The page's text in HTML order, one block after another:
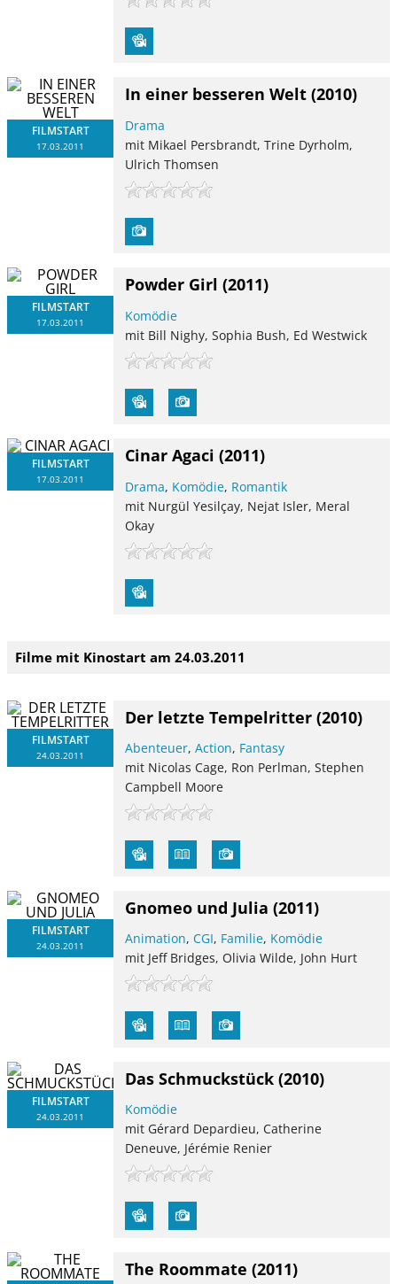
FILMSTART
17.03.2011
In einer besseren Welt (2010)
Drama
mit Mikael Persbrandt, Trine Dyrholm,
Ulrich Thomsen
FILMSTART
17.03.2011
Powder Girl (2011)
Komödie
mit Bill Nighy, Sophia Bush, Ed Westwick
FILMSTART
17.03.2011
Cinar Agaci (2011)
Drama, Komödie, Romantik
mit Nurgül Yesilçay, Nejat Isler, Meral
Okay
Filme mit Kinostart am 24.03.2011
FILMSTART
24.03.2011
Der letzte Tempelritter (2010)
Abenteuer,Action, Fantasy
mit Nicolas Cage, Ron Perlman, Stephen
Campbell Moore
FILMSTART
24.03.2011
Gnomeo und Julia (2011)
Animation,CGI, Familie, Komödie
mit Jeff Bridges, Olivia Wilde, John Hurt
FILMSTART
24.03.2011
Das Schmuckstück (2010)
Komödie
mit Gérard Depardieu, Catherine
Deneuve, Jérémie Renier
The Roommate (2011)